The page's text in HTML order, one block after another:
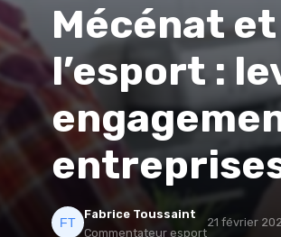
Mécénat
l’esport :
Fabrice Toussaint
Commentateur esport
21 février